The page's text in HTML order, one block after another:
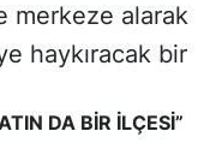
merkeze alarak
haykıracak bir
DA BİR İLÇESİ”